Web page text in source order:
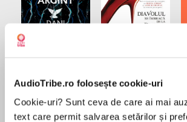
AudioTribe.ro folosește cookie-uri
Cookie-uri? Sunt ceva de care ai mai
text care permit salvarea setărilor și